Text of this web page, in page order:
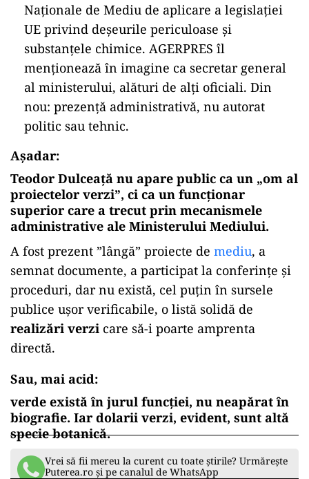
Naționale de Mediu de aplicare a legislației
UE privind deșeurile periculoase și
substanțele chimice. AGERPRES îl
menționează în imagine ca secretar general
al ministerului, alături de alți oficiali. Din
nou: prezență administrativă, nu autorat
politic sau tehnic.
Așadar:
Teodor Dulceață nu apare public ca un „om al
proiectelor verzi”, ci ca un funcționar
superior care a trecut prin mecanismele
administrative ale Ministerului Mediului.
A fost prezent ”lângă” proiecte de mediu, a
semnat documente, a participat la conferințe și
proceduri, darnu există, cel puțin în sursele
publice ușor verificabile, o listă solidă de
realizări verzi care să-i poarte amprenta
directă.
Sau, mai acid:
verde există în jurul funcției, nu neapărat în
biografie. Iar dolarii verzi, evident, sunt altă
specie botanică.
Vrei să fii mereu la curent cu toate știrile? Urmărește
Puterea.ro și pe canalul de WhatsApp